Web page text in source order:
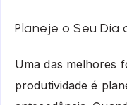
Planeje o Seu
Uma das melhores
produtividade é